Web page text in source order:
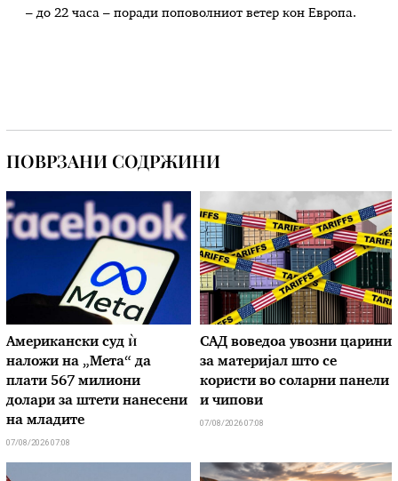
– до 22 часа – поради поповолниот ветер кон Европа.
ПОВРЗАНИ СОДРЖИНИ
Американски суд ѝ
наложи на „Мета“ да
плати 567 милиони
долари за штети нанесени
на младите
07/08/2026 07:08
САД воведоа увозни царини
за материјал што се
користи во соларни панели
и чипови
07/08/2026 07:08